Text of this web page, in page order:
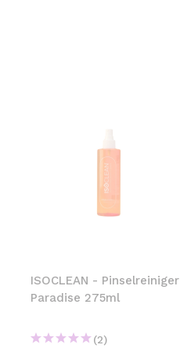
ISOCLEAN - Pinselreiniger
Paradise 275ml
(2)